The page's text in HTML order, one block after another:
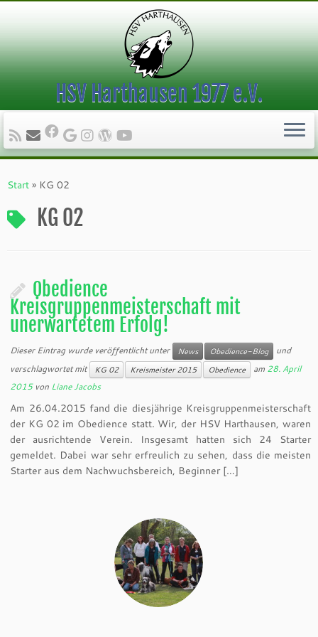
Inhalt
HSV Harthausen 1977 e.V.
Start » KG 02
KG 02
Obedience
Kreisgruppenmeisterschaft mit
unerwartetem Erfolg!
Dieser Eintrag wurde veröffentlicht unter News Obedience-Blog
und
verschlagwortet mit
KG 02 Kreismeister 2015 Obedience am 28. April
2015 von Liane Jacobs
Am 26.04.2015 fand die diesjährige Kreisgruppenmeisterschaft
der KG 02 im Obedience statt. Wir, der HSV Harthausen, waren
der ausrichtende Verein. Insgesamt hatten sich 24 Starter
gemeldet. Dabei war sehr erfreulich zu sehen, dass die meisten
Starter aus dem Nachwuchsbereich, Beginner […]